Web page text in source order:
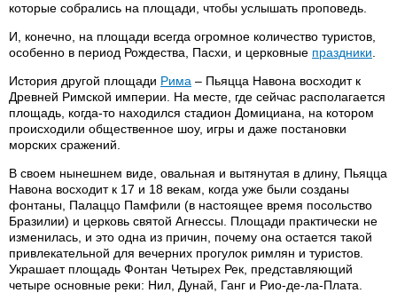
которые собрались на площади, чтобы услышать проповедь.
И, конечно, на площади всегда огромное количество туристов,
особенно в период Рождества, Пасхи, и церковные праздники
История другой площади Рима – Пьяцца Навона восходит к
Древней Римской империи. На месте, где сейчас располагается
площадь, когда-то находился стадион Домициана, на котором
происходили общественное шоу, игры и даже постановки
морских сражений.
В своем нынешнем виде, овальная и вытянутая в длину, Пьяцца
Навона восходит к 17 и 18 векам, когда уже были созданы
фонтаны, Палаццо Памфили (в настоящее время посольство
Бразилии) и церковь святой Агнессы. Площади практически не
изменилась, и это одна из причин, почему она остается такой
привлекательной для вечерних прогулок римлян и туристов.
Украшает площадь Фонтан Четырех Рек, представляющий
четыре основные реки: Нил, Дунай, Ганг и Рио-де-ла-Плата.